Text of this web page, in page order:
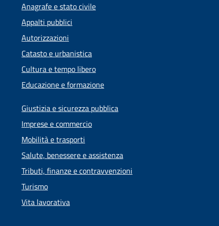
Anagrafe e stato civile
Appalti pubblici
Autorizzazioni
Catasto e urbanistica
Cultura e tempo libero
Educazione e formazione
Giustizia e sicurezza pubblica
Imprese e commercio
Mobilità e trasporti
Salute, benessere e assistenza
Tributi, finanze e contravvenzioni
Turismo
Vita lavorativa